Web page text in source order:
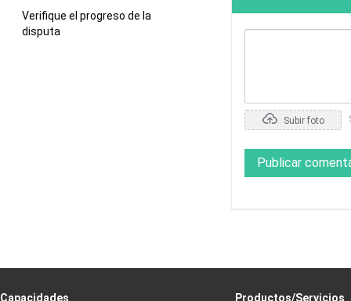
Subir foto
Publicar
Verifique el progreso de la
disputa
Capacidades Productos/Servicios